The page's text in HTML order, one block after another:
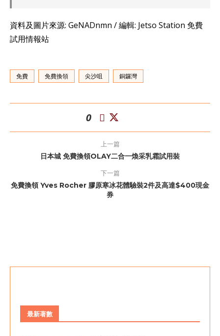
資料及圖片來源: GeNADnmn / 編輯: Jetso Station 免費
試用情報站
免費 免費換領 尖沙咀 銅鑼灣
0
上一篇
日本城 免費換領OLAY二合一煥采乳霜試用裝
下一篇
免費換領 Yves Rocher 膠原寒冰花體驗裝2件及高達$400現金
券
最新著數